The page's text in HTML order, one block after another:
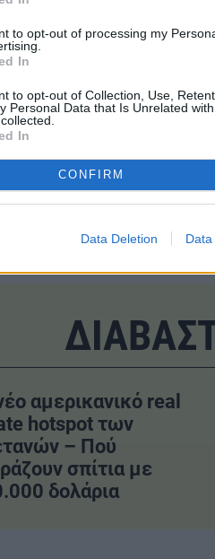
to opt-out of processing my
In
to opt-out of Collection, Use,
Personal Data that Is Unrelated
In
CONFIRM
Data Deletion Data
#Μισθός #Περιβάλλον
αμερικανικό real
hotspot των
– Πού
σπίτια με
δολάρια